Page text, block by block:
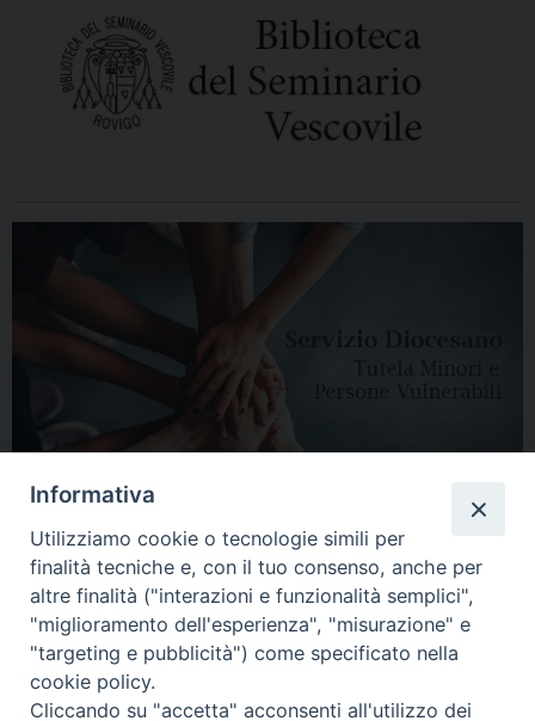
HOME DIOCESI VESCOVO CURIA VESCOVILE NEWS
APPUNTAMENTI CONTATTI SERVIZIO ANTENATI
Informativa
Utilizziamo cookie o tecnologie simili per
finalità tecniche e, con il tuo consenso, anche per
altre finalità ("interazioni e funzionalità semplici",
"miglioramento dell'esperienza", "misurazione" e
"targeting e pubblicità") come specificato nella
cookie policy.
Cliccando su "accetta" acconsenti all'utilizzo dei